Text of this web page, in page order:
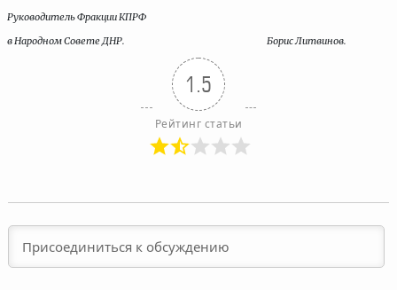
Руководитель Фракции КПРФ
в Народном Совете ДНР.
Борис Литвинов.
1.5
Рейтинг статьи